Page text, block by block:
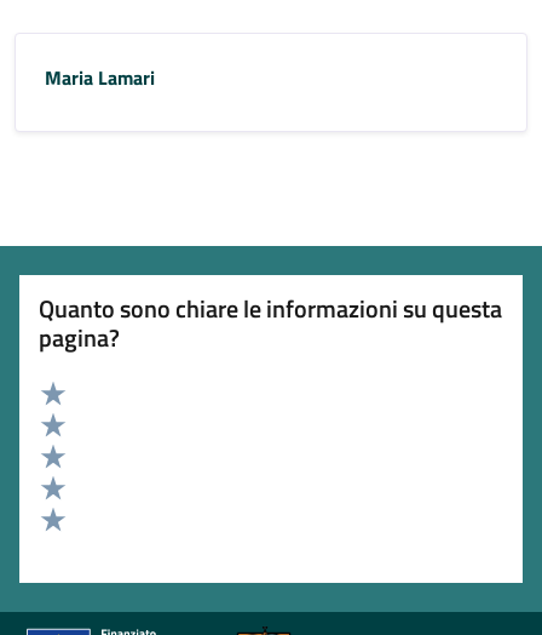
Maria Lamari
Quanto sono chiare le informazioni su questa
pagina?
Valuta 5 stelle su 5
Valuta 4 stelle su 5
Valuta 3 stelle su 5
Valuta 2 stelle su 5